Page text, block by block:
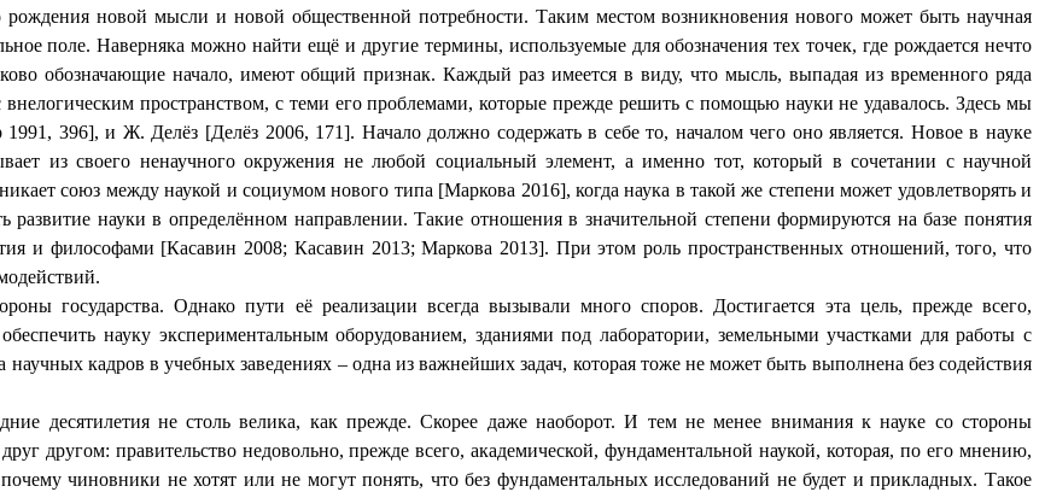
рождения новой мысли и новой общественной потребности. Таким местом возникновения нового может быть научная
поле. Наверняка можно найти ещё и другие термины, используемые для обозначения тех точек, где рождается нечто
обозначающие начало, имеют общий признак. Каждый раз имеется в виду, что мысль, выпадая из временного ряда
пространством, с теми его проблемами, которые прежде решить с помощью науки не удавалось. Здесь мы
396], и Ж. Делёз [Делёз 2006, 171]. Начало должно содержать в себе то, началом чего оно является. Новое в науке
из своего ненаучного окружения не любой социальный элемент, а именно тот, который в сочетании с научной
союз между наукой и социумом нового типа [Маркова 2016], когда наука в такой же степени может удовлетворять и
развитие науки в определённом направлении. Такие отношения в значительной степени формируются на базе понятия
и философами [Касавин 2008; Касавин 2013; Маркова 2013]. При этом роль пространственных отношений, того, что
государства. Однако пути её реализации всегда вызывали много споров. Достигается эта цель, прежде всего,
науку экспериментальным оборудованием, зданиями под лаборатории, земельными участками для работы с
кадров в учебных заведениях – одна из важнейших задач, которая тоже не может быть выполнена без содействия
десятилетия не столь велика, как прежде. Скорее даже наоборот. И тем не менее внимания к науке со стороны
другом: правительство недовольно, прежде всего, академической, фундаментальной наукой, которая, по его мнению,
чиновники не хотят или не могут понять, что без фундаментальных исследований не будет и прикладных. Такое